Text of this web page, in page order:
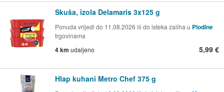
Skuša, izola Delamaris 3x125 g
Ponuda vrijedi do 11.08.2026 ili do isteka zaliha u Plodine
trgovinama
4 km udaljeno 5,99 €
Hlap kuhani Metro Chef 375 g